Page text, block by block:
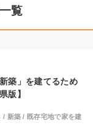
覧
築」を建てるため
版】
/ 新築 / 既存宅地で家を建